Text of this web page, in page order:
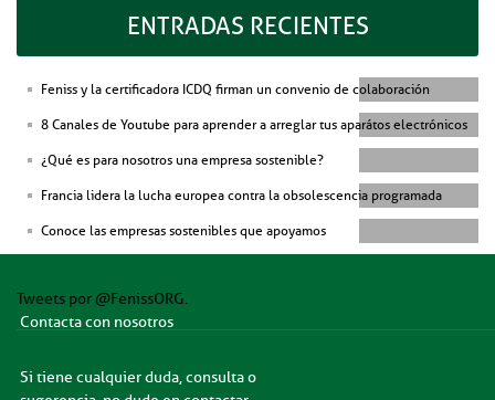
ENTRADAS RECIENTES
Feniss y la certificadora ICDQ firman un convenio de colaboración
8 Canales de Youtube para aprender a arreglar tus aparátos electrónicos
¿Qué es para nosotros una empresa sostenible?
Francia lidera la lucha europea contra la obsolescencia programada
Conoce las empresas sostenibles que apoyamos
Tweets por @FenissORG.
Contacta con nosotros
Si tiene cualquier duda, consulta o